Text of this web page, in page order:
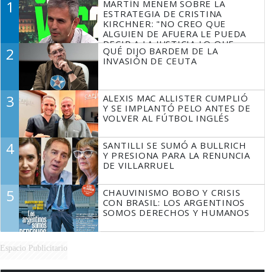
1
MARTÍN MENEM SOBRE LA
ESTRATEGIA DE CRISTINA
KIRCHNER: "NO CREO QUE
ALGUIEN DE AFUERA LE PUEDA
DECIR A LA JUSTICIA LO QUE
TIENE QUE HACER"
2
QUÉ DIJO BARDEM DE LA
INVASIÓN DE CEUTA
3
ALEXIS MAC ALLISTER CUMPLIÓ
Y SE IMPLANTÓ PELO ANTES DE
VOLVER AL FÚTBOL INGLÉS
4
SANTILLI SE SUMÓ A BULLRICH
Y PRESIONA PARA LA RENUNCIA
DE VILLARRUEL
5
CHAUVINISMO BOBO Y CRISIS
CON BRASIL: LOS ARGENTINOS
SOMOS DERECHOS Y HUMANOS
Espacio Publicitario